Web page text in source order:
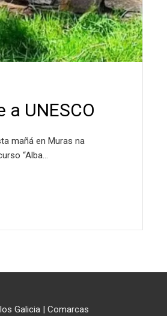
a UNESCO
mañá en Muras na
“Alba…
Galicia| Comarcas